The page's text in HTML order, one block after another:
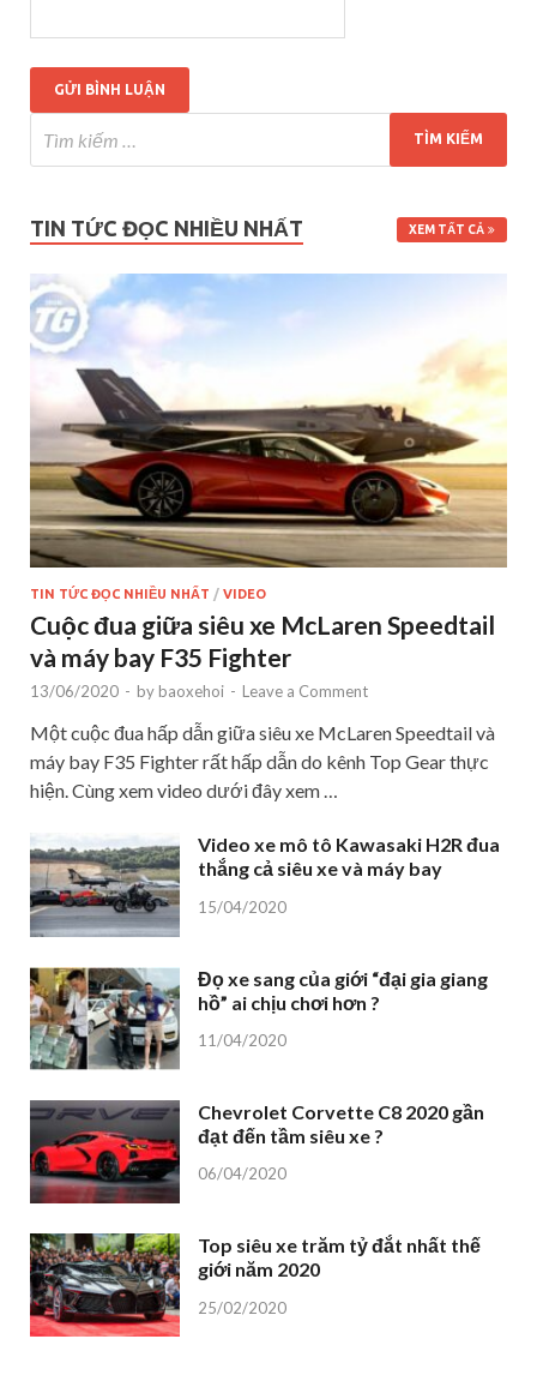
TIN TỨC ĐỌC NHIỀU NHẤT XEM TẤT CẢ
TIN TỨC ĐỌC NHIỀU NHẤT / VIDEO
Cuộc đua giữa siêu xe McLaren Speedtail
và máy bay F35 Fighter
13/06/2020 - by baoxehoi - Leave a Comment
Một cuộc đua hấp dẫn giữa siêu xe McLaren Speedtail và
máy bay F35 Fighter rất hấp dẫn do kênh Top Gear thực
hiện. Cùng xem video dưới đây xem …
Video xe mô tô Kawasaki H2R đua
thắng cả siêu xe và máy bay
15/04/2020
Đọ xe sang của giới “đại gia giang
hồ” ai chịu chơi hơn ?
11/04/2020
Chevrolet Corvette C8 2020 gần
đạt đến tầm siêu xe ?
06/04/2020
Top siêu xe trăm tỷ đắt nhất thế
giới năm 2020
25/02/2020